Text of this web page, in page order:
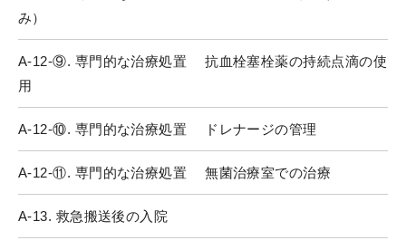
み）
A-12-⑨. 専門的な治療処置 抗血栓塞栓薬の持続点滴の使
用
A-12-⑩. 専門的な治療処置 ドレナージの管理
A-12-⑪. 専門的な治療処置 無菌治療室での治療
A-13. 救急搬送後の入院